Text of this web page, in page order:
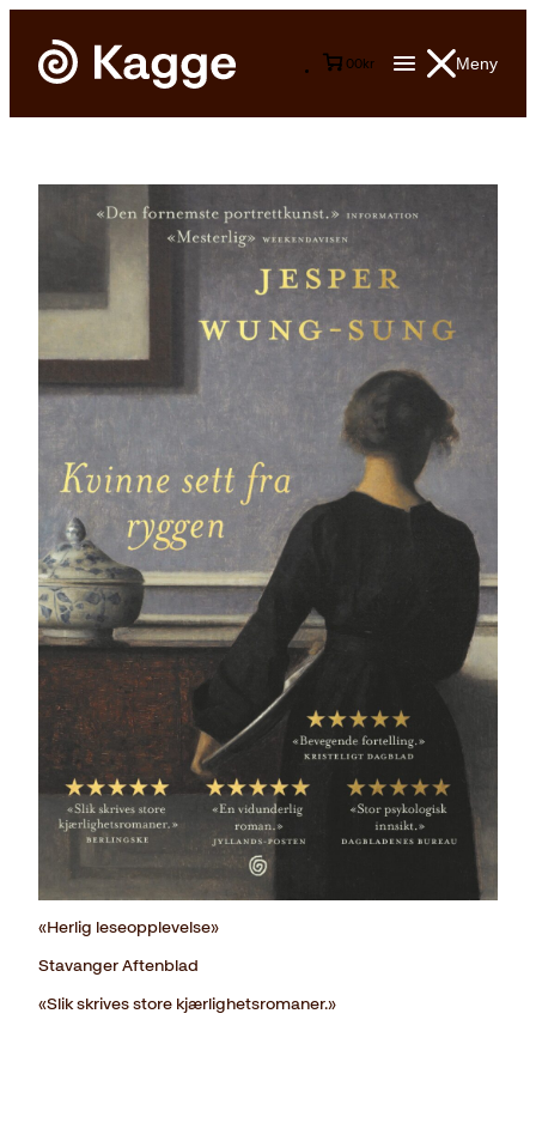
Meny
00kr
«Herlig leseopplevelse»
Stavanger Aftenblad
«Slik skrives store kjærlighetsromaner.»